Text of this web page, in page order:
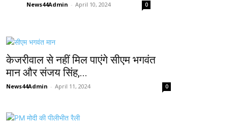
News44Admin - April 10, 2024 0
केजरीवाल से नहीं मिल पाएंगे सीएम भगवंत
मान और संजय सिंह,...
News44Admin - April 11, 2024 0